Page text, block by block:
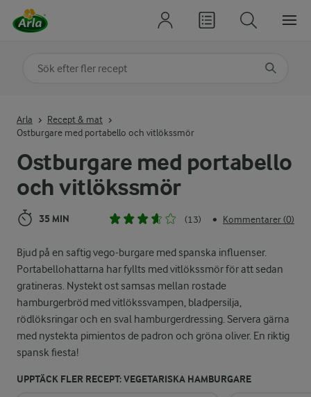
Ostburgare med portabello
och vitlökssmör
35 MIN (13) • Kommentarer (0)
Bjud på en saftig vego-burgare med spanska influenser.
Portabellohattarna har fyllts med vitlökssmör för att sedan
gratineras. Nystekt ost samsas mellan rostade
hamburgerbröd med vitlökssvampen, bladpersilja,
rödlöksringar och en sval hamburgerdressing. Servera gärna
med nystekta pimientos de padron och gröna oliver. En riktig
spansk fiesta!
UPPTÄCK FLER RECEPT: VEGETARISKA HAMBURGARE
Arla
Recept & mat
Ostburgare med portabello och vitlökssmör
Sök på kategori eller ingrediens